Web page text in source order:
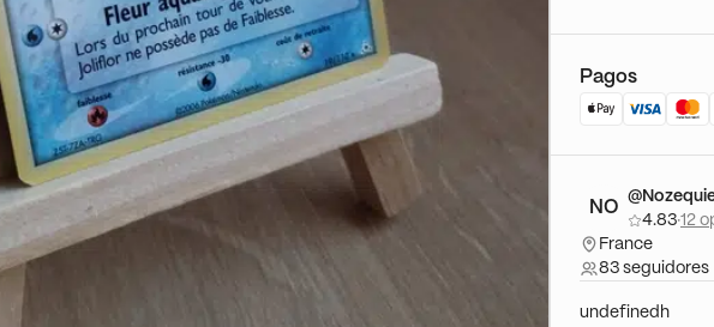
Pagos
NO
4.83·12
France
83 seguidores
undefinedh